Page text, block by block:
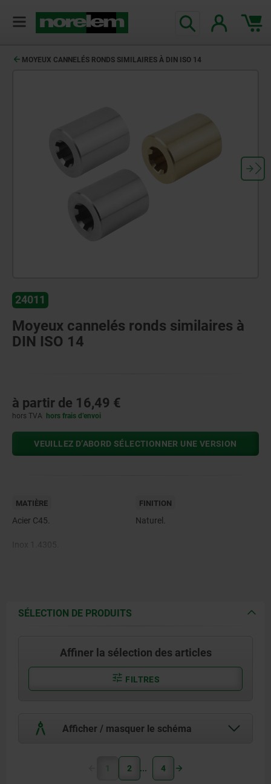
MOYEUX CANNELÉS RONDS SIMILAIRES À DIN ISO 14
24011
Moyeux cannelés ronds similaires à
DIN ISO 14
à partir de 16,49 €
hors TVA hors frais d’envoi
VEUILLEZ D’ABORD SÉLECTIONNER UNE VERSION
MATIÈRE
Acier C45.
FINITION
Naturel.
SÉLECTION DE PRODUITS
Affiner la sélection des articles
FILTRES
Afficher / masquer le schéma
1 2 4